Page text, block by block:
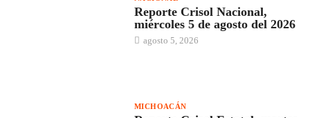
Reporte Crisol Nacional,
miércoles 5 de agosto del 2026
agosto 5, 2026
MICHOACÁN